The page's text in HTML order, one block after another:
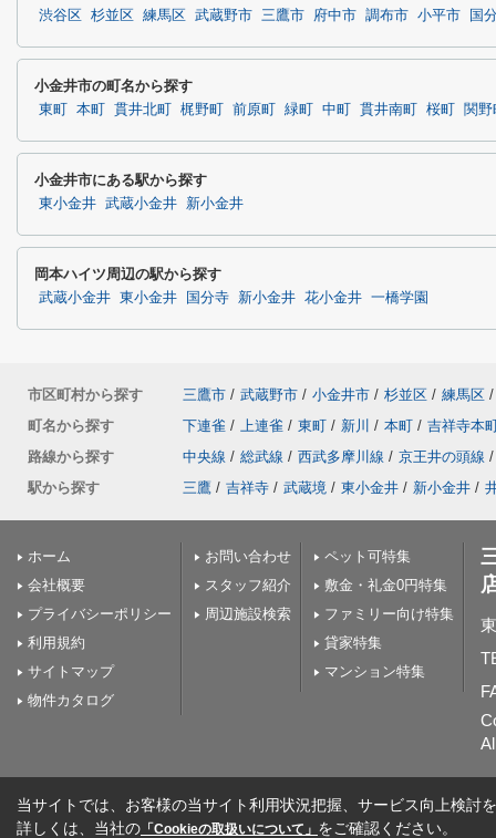
渋谷区 杉並区 練馬区 武蔵野市 三鷹市 府中市 調布市 小平市 国
小金井市の町名から探す
東町 本町 貫井北町 梶野町 前原町 緑町 中町 貫井南町 桜町 関野
小金井市にある駅から探す
東小金井 武蔵小金井 新小金井
岡本ハイツ周辺の駅から探す
武蔵小金井 東小金井 国分寺 新小金井 花小金井 一橋学園
市区町村から探す 三鷹市 / 武蔵野市 / 小金井市 / 杉並区 / 練馬区 /
町名から探す
下連雀 / 上連雀 / 東町 / 新川 / 本町 / 吉祥寺本
路線から探す
中央線 / 総武線 / 西武多摩川線 / 京王井の頭線 /
駅から探す
三鷹 / 吉祥寺 / 武蔵境 / 東小金井 / 新小金井 /
ホーム
会社概要
プライバシーポリシー
利用規約
サイトマップ
物件カタログ
お問い合わせ
スタッフ紹介
周辺施設検索
ペット可特集
敷金・礼金0円特集
ファミリー向け特集
貸家特集
マンション特集
当サイトでは、お客様の当サイト利用状況把握、サービス向上検討
詳しくは、当社の 「Cookieの取扱いについて」 をご確認ください。